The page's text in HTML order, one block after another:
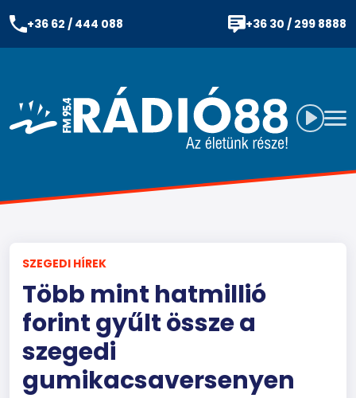
+36 62 / 444 088 +36 30 / 299 8888
SZEGEDI HÍREK
Több mint hatmillió
forint gyűlt össze a
szegedi
gumikacsaversenyen